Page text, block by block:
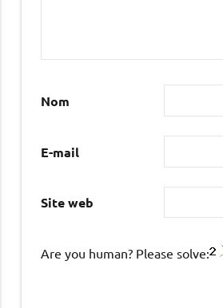
Nom
E-mail
Site web
Are you human? Please solve: